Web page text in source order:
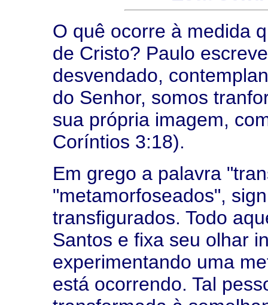
O quê ocorre à medida
de Cristo? Paulo
desvendado,
do Senhor, somos
sua própria imagem,
Coríntios 3:18).
Em grego a palavra
"metamorfoseados",
transfigurados. Todo
Santos e fixa seu olhar
experimentando uma
está ocorrendo. Tal